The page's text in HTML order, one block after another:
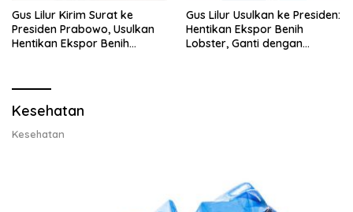
Gus Lilur Kirim Surat ke
Presiden Prabowo, Usulkan
Hentikan Ekspor Benih
Gus Lilur Usulkan ke Presiden:
Hentikan Ekspor Benih
Lobster, Ganti dengan
Kesehatan
Kesehatan